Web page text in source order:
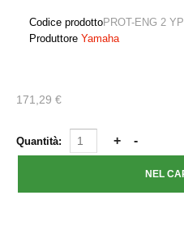
Codice prodottoPROT-ENG 2
Produttore Yamaha
171,29 €
Quantità: